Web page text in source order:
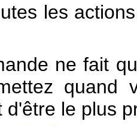
les
ne fait
quand
d'être le plus